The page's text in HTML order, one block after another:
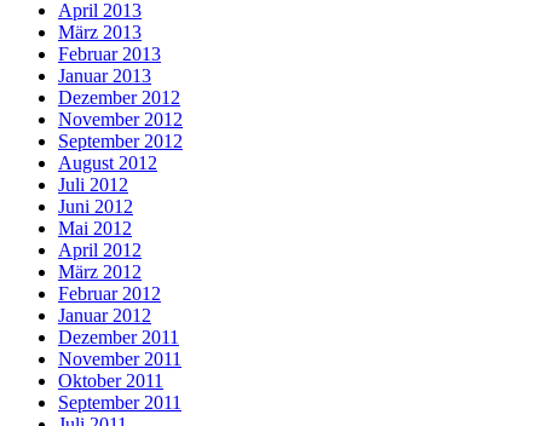
April 2013
März 2013
Februar 2013
Januar 2013
Dezember 2012
November 2012
September 2012
August 2012
Juli 2012
Juni 2012
Mai 2012
April 2012
März 2012
Februar 2012
Januar 2012
Dezember 2011
November 2011
Oktober 2011
September 2011